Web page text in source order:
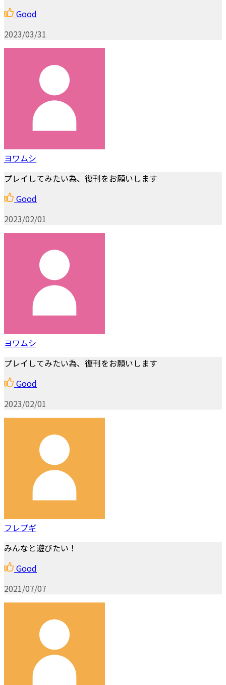
Good
2023/03/31
ヨワムシ
プレイしてみたい為、復刊をお願いします
Good
2023/02/01
ヨワムシ
プレイしてみたい為、復刊をお願いします
Good
2023/02/01
フレプギ
みんなと遊びたい！
Good
2021/07/07